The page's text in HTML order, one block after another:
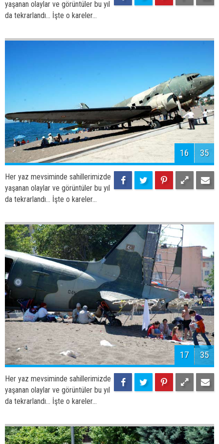
19 35
Her yaz mevsiminde sahillerimizde
yaşanan olaylar ve görüntüler bu yıl
da tekrarlandı... İşte o kareler...